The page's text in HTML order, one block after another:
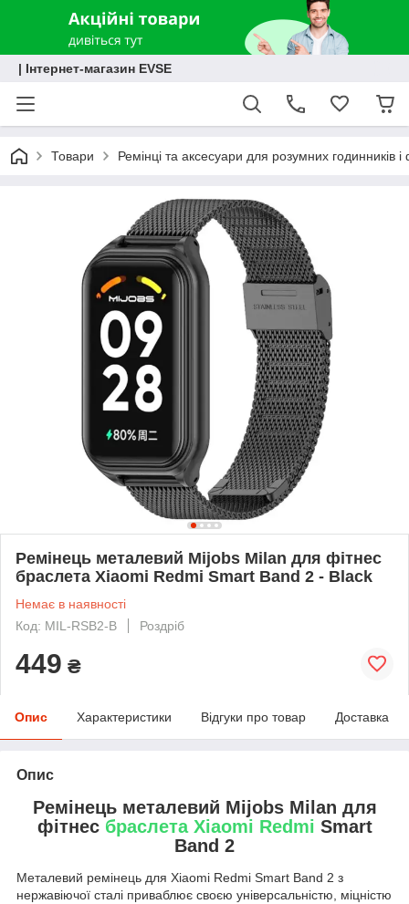
| Інтернет-магазин EVSE
Товари Ремінці та аксесуари для розумних годинників і
Ремінець металевий Mijobs Milan для фітнес
браслета Xiaomi Redmi Smart Band 2 - Black
Немає в наявності
Код: MIL-RSB2-B
Роздріб
449 ₴
Опис Характеристики Відгуки про товар Доставка
Опис
Ремінець металевий Mijobs Milan для
фітнес браслета Xiaomi Redmi Smart
Band 2
Металевий ремінець для Xiaomi Redmi Smart Band 2 з
нержавіючої сталі приваблює своєю універсальністю, міцністю